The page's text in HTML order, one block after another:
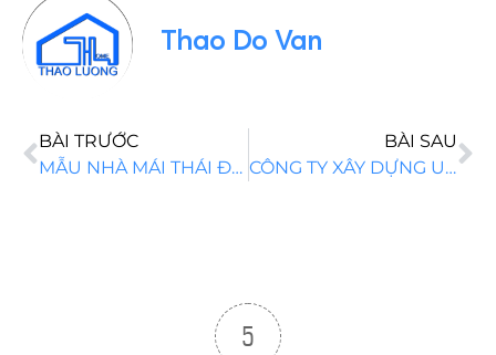
Thao Do Van
BÀI TRƯỚC
MẪU NHÀ MÁI THÁI ĐẸP THIẾT KẾ MẪU NHÀ MÁI THÁI
BÀI SAU
CÔNG TY XÂY DỰNG UY TÍN TẠI ĐỒNG NAI TOP 3
5